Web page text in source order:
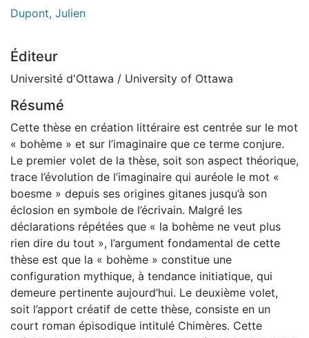
Dupont, Julien
Éditeur
Université d'Ottawa / University of Ottawa
Résumé
Cette thèse en création littéraire est centrée sur le mot
« bohème » et sur l’imaginaire que ce terme conjure.
Le premier volet de la thèse, soit son aspect théorique,
trace l’évolution de l’imaginaire qui auréole le mot «
boesme » depuis ses origines gitanes jusqu’à son
éclosion en symbole de l’écrivain. Malgré les
déclarations répétées que « la bohème ne veut plus
rien dire du tout », l’argument fondamental de cette
thèse est que la « bohème » constitue une
configuration mythique, à tendance initiatique, qui
demeure pertinente aujourd’hui. Le deuxième volet,
soit l’apport créatif de cette thèse, consiste en un
court roman épisodique intitulé Chimères. Cette